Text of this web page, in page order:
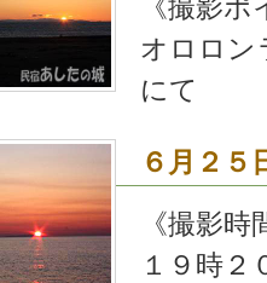
《撮影
オロロ
にて
６月２５
《撮影時
１９時２